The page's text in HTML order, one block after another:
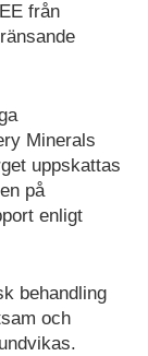
från
Minerals
uppskattas
på
enligt
behandling
och